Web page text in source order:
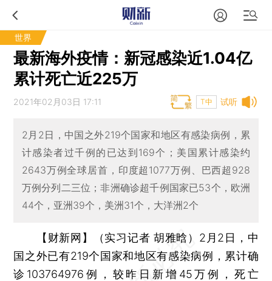
世界
最新海外疫情：新冠感染近1.04亿
累计死亡近225万
试听
2021年02月03日 17:11 T中
2月2日，中国之外219个国家和地区有感染病例，累
计感染者过千例的已达到169个；美国累计感染约
2643万例全球居首，印度超1077万例、巴西超928
万例分列二三位；非洲确诊超千例国家已53个，欧洲
44个，亚洲39个，美洲31个，大洋洲2个
【财新网】（实习记者 胡雅晗） 2月2日，中
国之外已有219个国家和地区有感染病例，累计确
诊103764976例，较昨日新增45万例，死亡